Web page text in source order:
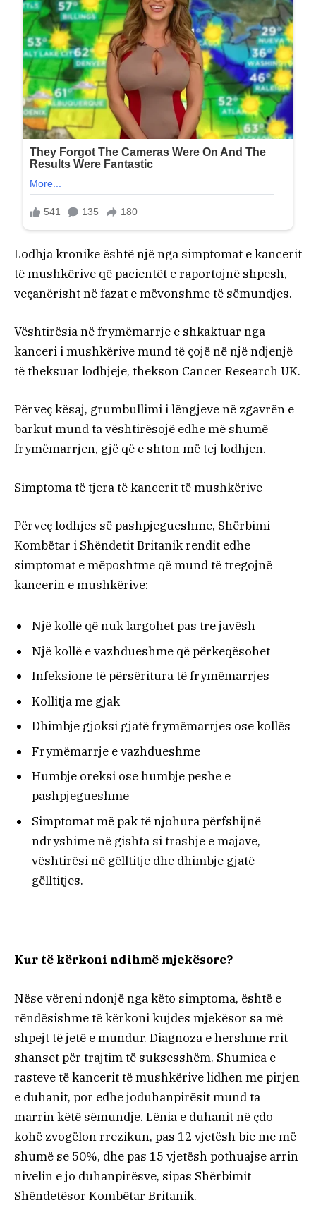
Lodhja kronike është një nga simptomat e kancerit
të mushkërive që pacientët e raportojnë shpesh,
veçanërisht në fazat e mëvonshme të sëmundjes.
Vështirësia në frymëmarrje e shkaktuar nga
kanceri i mushkërive mund të çojë në një ndjenjë
të theksuar lodhjeje, thekson Cancer Research UK.
Përveç kësaj, grumbullimi i lëngjeve në zgavrën e
barkut mund ta vështirësojë edhe më shumë
frymëmarrjen, gjë që e shton më tej lodhjen.
Simptoma të tjera të kancerit të mushkërive
Përveç lodhjes së pashpjegueshme, Shërbimi
Kombëtar i Shëndetit Britanik rendit edhe
simptomat e mëposhtme që mund të tregojnë
kancerin e mushkërive:
Një kollë që nuk largohet pas tre javësh
Një kollë e vazhdueshme që përkeqësohet
Infeksione të përsëritura të frymëmarrjes
Kollitja me gjak
Dhimbje gjoksi gjatë frymëmarrjes ose kollës
Frymëmarrje e vazhdueshme
Humbje oreksi ose humbje peshe e
pashpjegueshme
Simptomat më pak të njohura përfshijnë
ndryshime në gishta si trashje e majave,
vështirësi në gëlltitje dhe dhimbje gjatë
gëlltitjes.
Kur të kërkoni ndihmë mjekësore?
Nëse vëreni ndonjë nga këto simptoma, është e
rëndësishme të kërkoni kujdes mjekësor sa më
shpejt të jetë e mundur. Diagnoza e hershme rrit
shanset për trajtim të suksesshëm. Shumica e
rasteve të kancerit të mushkërive lidhen me pirjen
e duhanit, por edhe joduhanpirësit mund ta
marrin këtë sëmundje. Lënia e duhanit në çdo
kohë zvogëlon rrezikun, pas 12 vjetësh bie me më
shumë se 50%, dhe pas 15 vjetësh pothuajse arrin
nivelin e jo duhanpirësve, sipas Shërbimit
Shëndetësor Kombëtar Britanik.